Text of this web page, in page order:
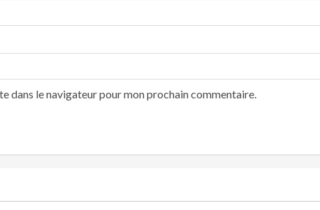
dans le navigateur pour mon prochain commentaire.